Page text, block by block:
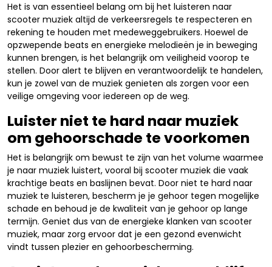
Het is van essentieel belang om bij het luisteren naar
scooter muziek altijd de verkeersregels te respecteren en
rekening te houden met medeweggebruikers. Hoewel de
opzwepende beats en energieke melodieën je in beweging
kunnen brengen, is het belangrijk om veiligheid voorop te
stellen. Door alert te blijven en verantwoordelijk te handelen,
kun je zowel van de muziek genieten als zorgen voor een
veilige omgeving voor iedereen op de weg.
Luister niet te hard naar muziek
om gehoorschade te voorkomen
Het is belangrijk om bewust te zijn van het volume waarmee
je naar muziek luistert, vooral bij scooter muziek die vaak
krachtige beats en baslijnen bevat. Door niet te hard naar
muziek te luisteren, bescherm je je gehoor tegen mogelijke
schade en behoud je de kwaliteit van je gehoor op lange
termijn. Geniet dus van de energieke klanken van scooter
muziek, maar zorg ervoor dat je een gezond evenwicht
vindt tussen plezier en gehoorbescherming.